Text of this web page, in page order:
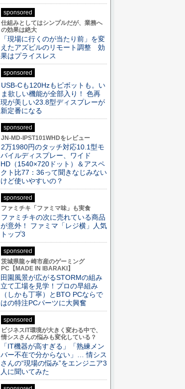
sponsored
仕組みとしてはシンプルだが、業務へ
の効果は絶大
「現場に行くのが当たり前」を変
えたアズビルのリモート調整 効
果はプライスレス
sponsored
USB-Cも120Hzもピボットも。い
ま欲しい機能が全部入り！ 色再
現が美しい23.8型ディスプレーが
新定番になる
sponsored
JN-MD-IPST101WHDをレビュー
2万1980円のタッチ対応10.1型モ
バイルディスプレー、ワイド
HD（1540×720ドット）＆アスペ
クト比77：36って聞きなじみない
けど使いやすいの？
sponsored
ファミチキ「ファミマ味」も実食
ファミチキの次に売れている商品
が意外！ ファミマ「レジ横」人気
トップ3
sponsored
茨城県龍ヶ崎市産のゲーミング
PC【MADE IN IBARAKI】
田園風景が広がるSTORMの組み
立て工場を見学！プロの早組み
（しかも丁寧）とBTO PCならで
はの特注PCパーツに大興奮
sponsored
ビジネスIT環境が大きく変わる中で、
情シスさんの悩みも変化している？
「IT機器が高すぎる」「熟練メン
バー不在で分からない」… 情シス
さんの“現場の悩み”をエンジニア3
人に聞いてみた